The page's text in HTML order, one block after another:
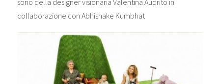
collaborazione con Abhishake Kumbhat